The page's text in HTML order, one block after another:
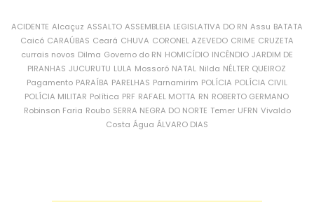
ACIDENTE Alcaçuz ASSALTO ASSEMBLEIA LEGISLATIVA DO RN Assu BATATA
Caicó CARAÚBAS Ceará CHUVA CORONEL AZEVEDO CRIME CRUZETA
currais novos Dilma Governo do RN HOMICÍDIO INCÊNDIO JARDIM DE
PIRANHAS JUCURUTU LULA Mossoró NATAL Nilda NÉLTER QUEIROZ
Pagamento PARAÍBA PARELHAS Parnamirim POLÍCIA POLÍCIA CIVIL
POLÍCIA MILITAR Política PRF RAFAEL MOTTA RN ROBERTO GERMANO
Robinson Faria Roubo SERRA NEGRA DO NORTE Temer UFRN Vivaldo
Costa Água ÁLVARO DIAS